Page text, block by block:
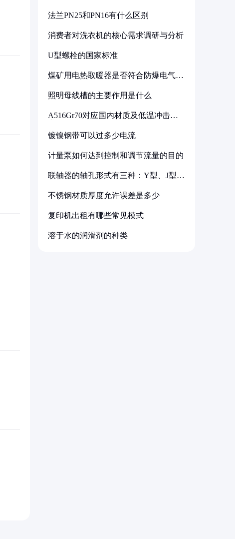
法兰PN25和PN16有什么区别
消费者对洗衣机的核心需求调研与分析
U型螺栓的国家标准
煤矿用电热取暖器是否符合防爆电气设
照明母线槽的主要作用是什么
A516Gr70对应国内材质及低温冲击要
镀镍钢带可以过多少电流
计量泵如何达到控制和调节流量的目的
联轴器的轴孔形式有三种：Y型、J型、
不锈钢材质厚度允许误差是多少
复印机出租有哪些常见模式
溶于水的润滑剂的种类